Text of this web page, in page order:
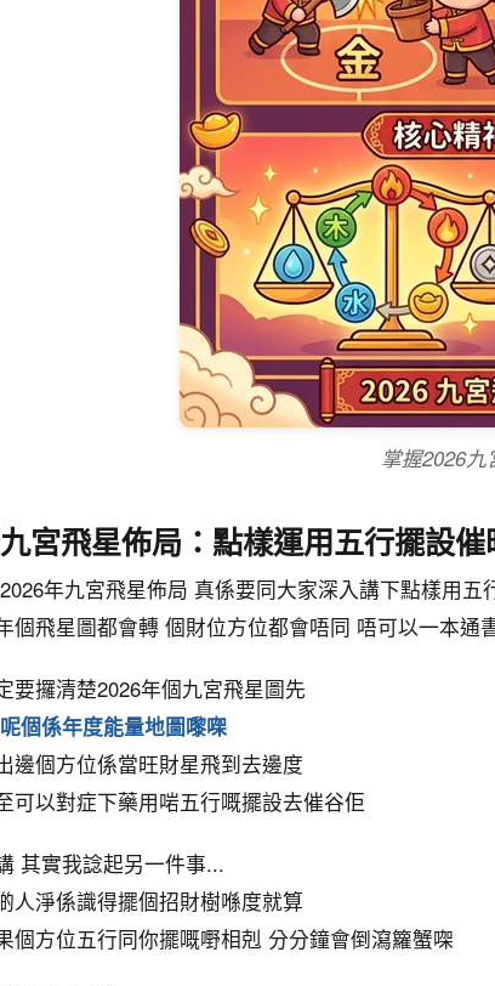
掌握2026
宮飛星佈局：點樣運用五行擺設催
年九宮飛星佈局 真係要同大家深入講下點樣用五
個飛星圖都會轉 個財位方位都會唔同 唔可以一本通
要攞清楚2026年個九宮飛星圖先
個係年度能量地圖嚟㗎
邊個方位係當旺財星飛到去邊度
可以對症下藥用啱五行嘅擺設去催谷佢
其實我諗起另一件事...
人淨係識得擺個招財樹喺度就算
個方位五行同你擺嘅嘢相剋 分分鐘會倒瀉籮蟹㗎